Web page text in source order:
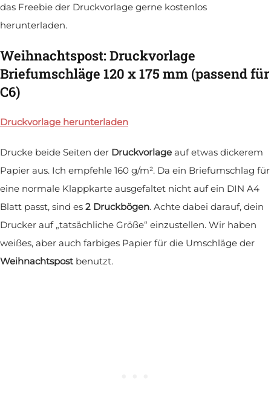
das Freebie der Druckvorlage gerne kostenlos
herunterladen.
Weihnachtspost: Druckvorlage
Briefumschläge 120 x 175 mm (passend für
C6)
Druckvorlage herunterladen
Drucke beide Seiten der Druckvorlage auf etwas dickerem
Papier aus. Ich empfehle 160 g/m². Da ein Briefumschlag für
eine normale Klappkarte ausgefaltet nicht auf ein DIN A4
Blatt passt, sind es 2 Druckbögen. Achte dabei darauf, dein
Drucker auf „tatsächliche Größe“ einzustellen. Wir haben
weißes, aber auch farbiges Papier für die Umschläge der
Weihnachtspost benutzt.